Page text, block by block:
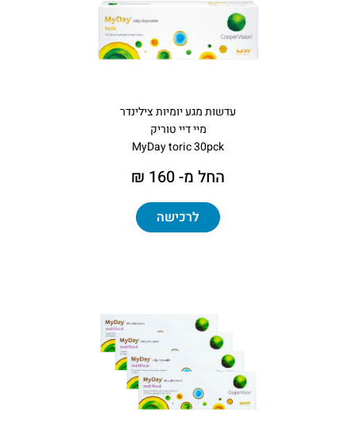
עדשות מגע יומיות צילינדר
מיי דיי טוריק
MyDay toric 30pck
החל מ- 160 ₪
לרכישה